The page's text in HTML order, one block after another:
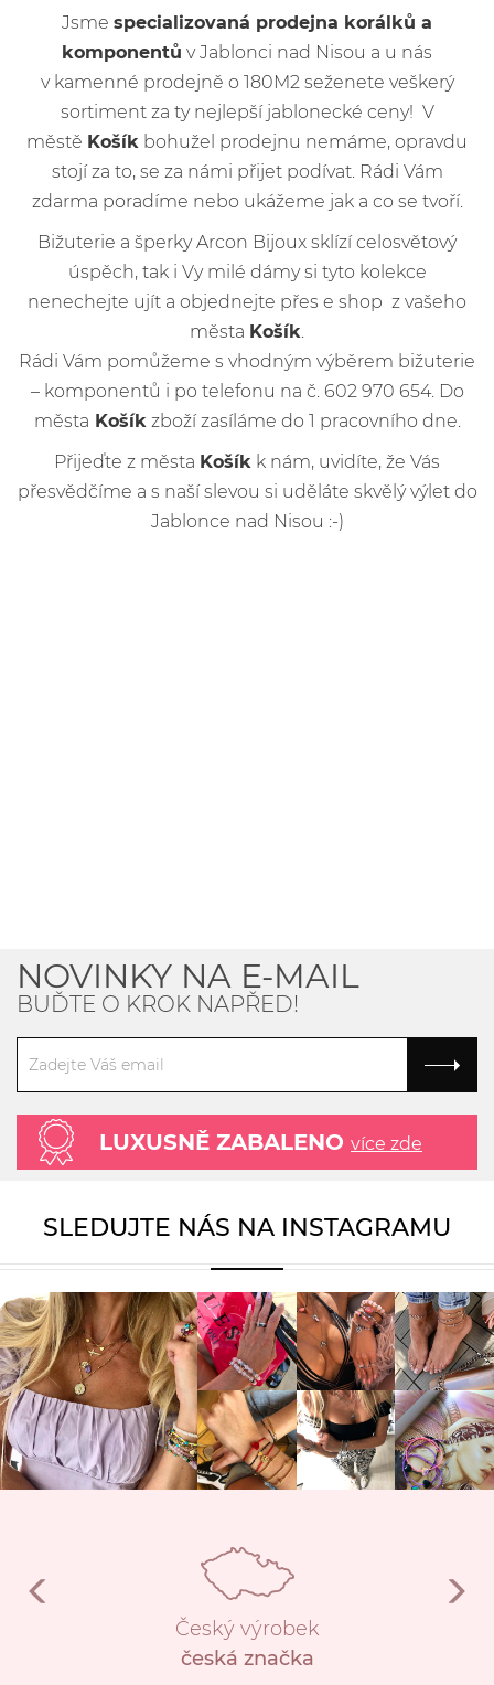
Jsme specializovaná prodejna korálků a
komponentů v Jablonci nad Nisou a u nás
v kamenné prodejně o 180M2 seženete veškerý
sortiment za ty nejlepší jablonecké ceny! V
městě Košík bohužel prodejnu nemáme, opravdu
stojí za to, se za námi přijet podívat. Rádi Vám
zdarma poradíme nebo ukážeme jak a co se tvoří.
Bižuterie a šperky Arcon Bijoux sklízí celosvětový
úspěch, tak i Vy milé dámy si tyto kolekce
nenechejte ujít a objednejte přes e shop z vašeho
města Košík
Rádi Vám pomůžeme s vhodným výběrem bižuterie
– komponentů i po telefonu na č. 602 970 654. Do
města Košík zboží zasíláme do 1 pracovního dne.
Přijeďte z města Košík k nám, uvidíte, že Vás
přesvědčíme a s naší slevou si uděláte skvělý výlet do
Jablonce nad Nisou :-)
NOVINKY NA E-MAIL
BUĎTE O KROK NAPŘED!
LUXUSNĚ ZABALENO více zde
SLEDUJTE NÁS NA INSTAGRAMU
Český výrobek
česká značka